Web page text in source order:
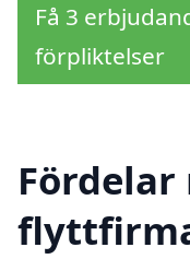
Få 3
förpliktelser